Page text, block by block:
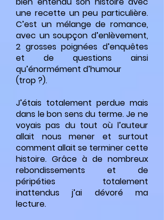
une recette un peu particulière.
C’est un mélange de romance,
avec un soupçon d’enlèvement,
2 grosses poignées d’enquêtes
et de questions ainsi
qu’énormément d’humour
(trop ?).
J’étais totalement perdue mais
dans le bon sens du terme. Je ne
voyais pas du tout où l’auteur
allait nous mener et surtout
comment allait se terminer cette
histoire. Grâce à de nombreux
rebondissements et de
péripéties totalement
inattendus j’ai dévoré ma
lecture.